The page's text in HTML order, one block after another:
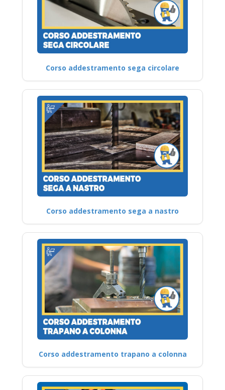
Corso addestramento sega circolare
Corso addestramento sega a nastro
Corso addestramento trapano a colonna